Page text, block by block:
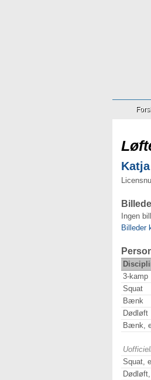
Ingen
Billeder
3-kamp
Squat
Bænk
Dødløft
Bænk,
Squat,